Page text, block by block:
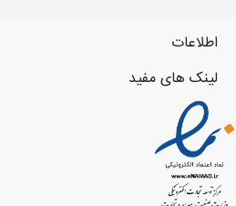
اطلاعات
لینک های مفید